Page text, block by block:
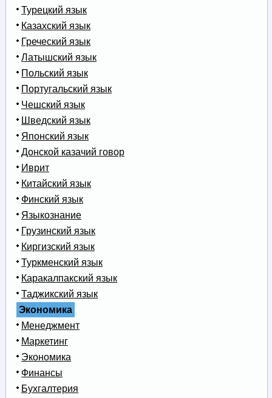
Турецкий язык
Казахский язык
Греческий язык
Латышский язык
Польский язык
Португальский язык
Чешский язык
Шведский язык
Японский язык
Донской казачий говор
Иврит
Китайский язык
Финский язык
Языкознание
Грузинский язык
Киргизский язык
Туркменский язык
Каракалпакский язык
Таджикский язык
Экономика
Менеджмент
Маркетинг
Экономика
Финансы
Бухгалтерия